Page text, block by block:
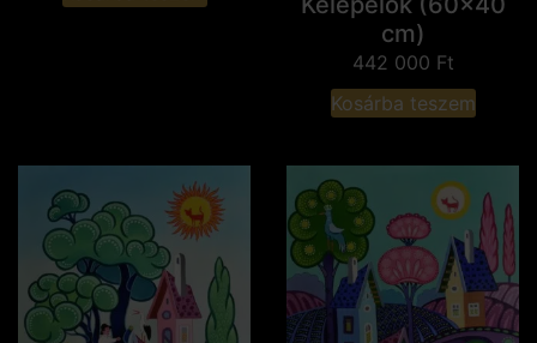
cm)
442 000 Ft
Kosárba teszem